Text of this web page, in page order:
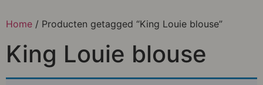
Home / Producten getagged “King Louie blouse”
King Louie blouse